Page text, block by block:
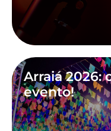
Arraiá 2026:
evento!